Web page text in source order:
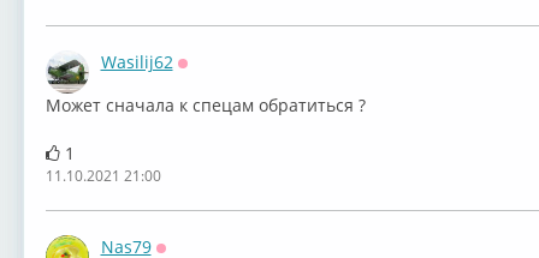
Wasilij62
Может сначала к спецам обратиться ?
1
11.10.2021 21:00
Nas79